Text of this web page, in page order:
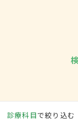
診療科目で絞り込む